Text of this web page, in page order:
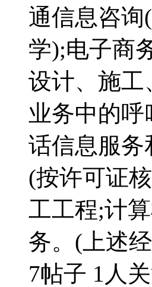
通信息咨询
学);电子商
设计、施工
业务中的
话信息服务
(按许可证
工工程;计
务。(上述
7帖子 1人